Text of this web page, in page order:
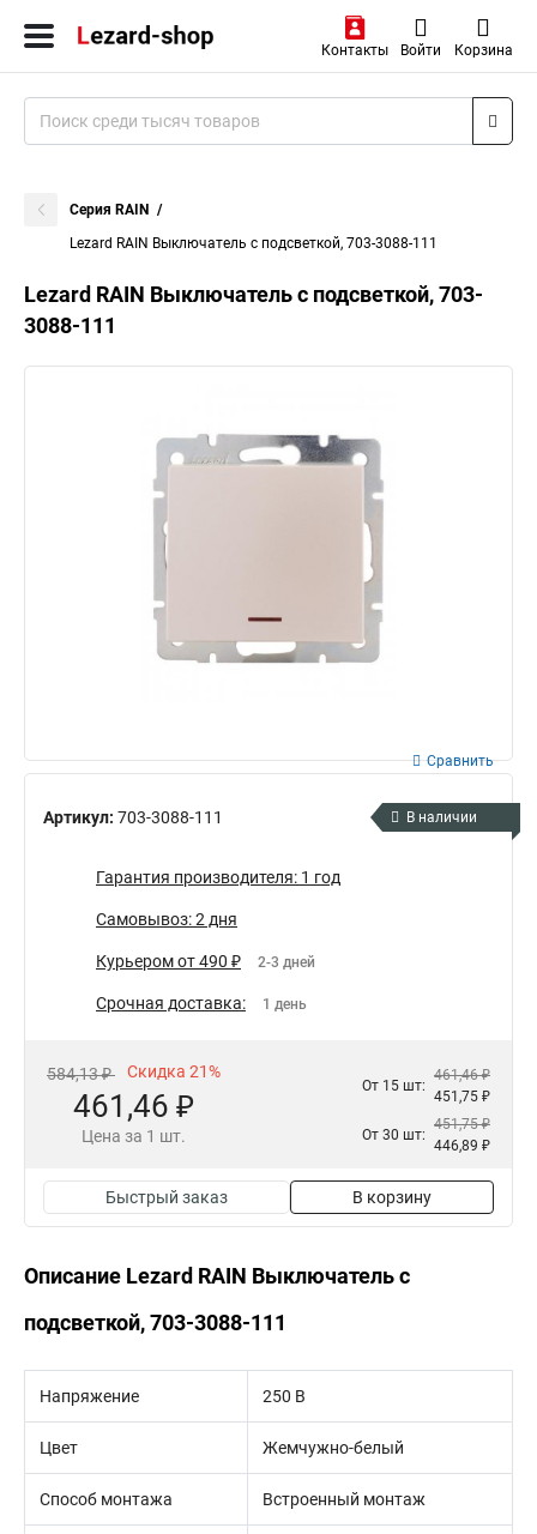
Контакты Войти Корзина
Серия RAIN
Lezard RAIN Выключатель с подсветкой, 703-3088-111
Lezard RAIN Выключатель с подсветкой, 703-
3088-111
Артикул: 703-3088-111
Сравнить
В наличии
Гарантия производителя: 1 год
Самовывоз: 2 дня
Курьером от 490 ₽ 2-3 дней
Срочная доставка: 1 день
584,13 ₽ Скидка 21%
461,46 ₽
Цена за 1 шт.
От 15 шт:
461,46 ₽
451,75 ₽
От 30 шт:
451,75 ₽
446,89 ₽
Быстрый заказ В корзину
Описание Lezard RAIN Выключатель с
подсветкой, 703-3088-111
Напряжение 250 В
Цвет Жемчужно-белый
Способ монтажа Встроенный монтаж